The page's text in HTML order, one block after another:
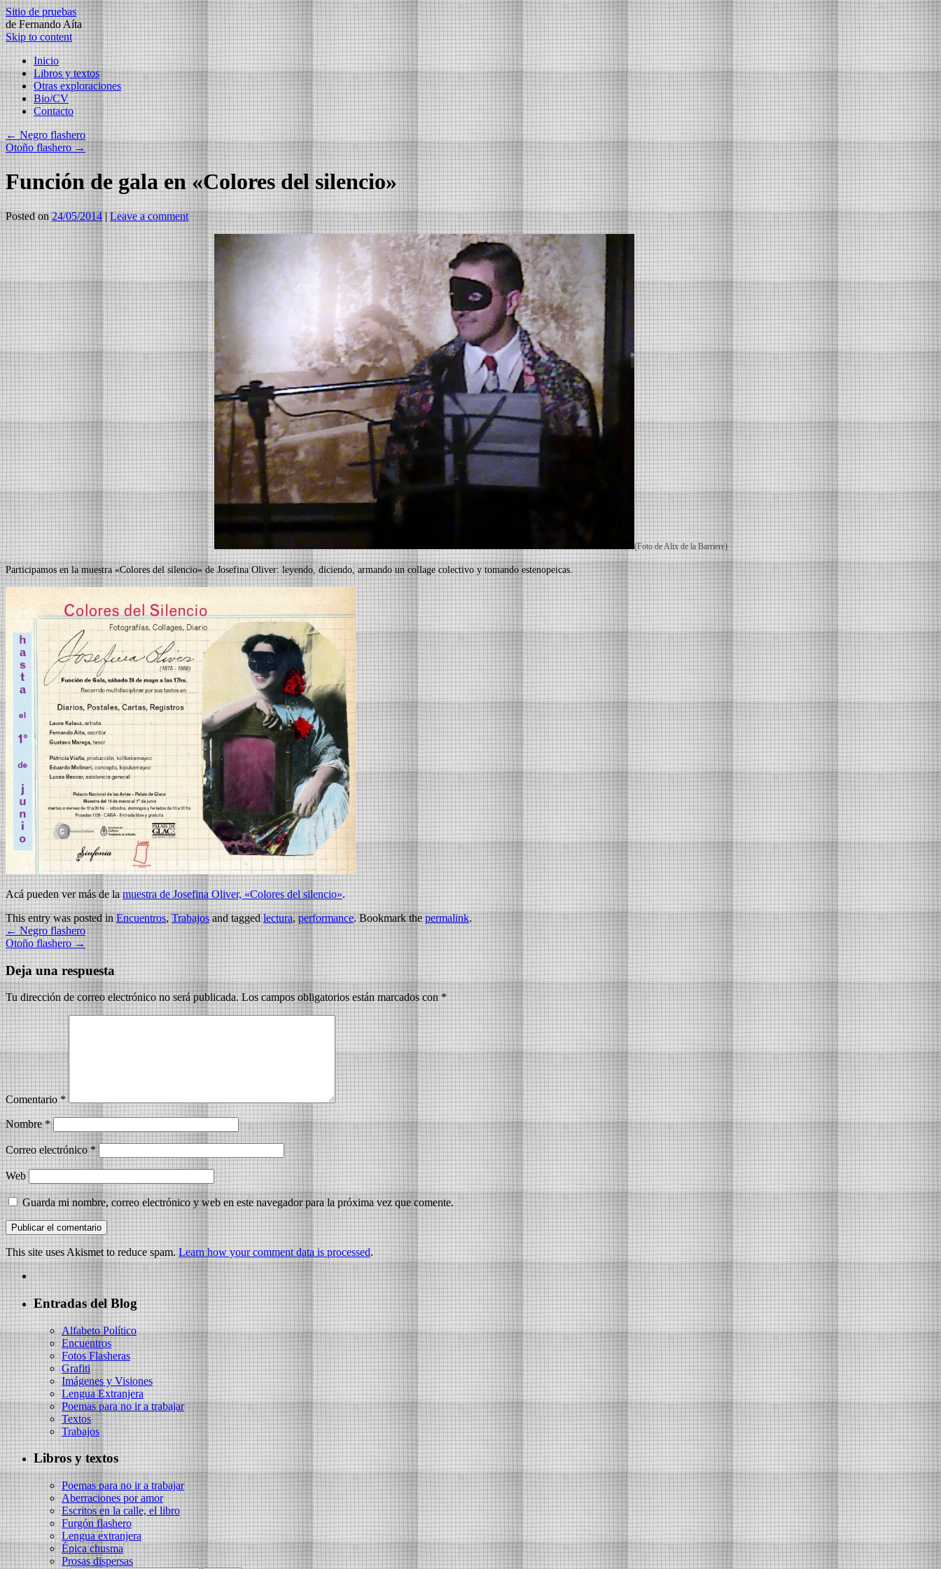
Sitio de pruebas
de Fernando Aíta
Skip to content
Inicio
Libros y textos
Otras exploraciones
Bio/CV
Contacto
← Negro flashero
Otoño flashero →
Función de gala en «Colores del silencio»
Posted on 24/05/2014 | Leave a comment
(Foto de Alix de la Barriere)
Participamos en la muestra «Colores del silencio» de Josefina Oliver: leyendo, diciendo, armando un collage colectivo y tomando estenopeicas.
Acá pueden ver más de lamuestra de Josefina Oliver, «Colores del silencio».
This entry was posted inEncuentros,Trabajos and tagged lectura, performance. Bookmark the permalink.
←Negro flashero
Otoño flashero→
Deja una respuesta
Tu dirección de correo electrónico no será publicada. Los campos obligatorios están marcados con *
Comentario*
Nombre*
Correo electrónico*
Web
Guarda mi nombre, correo electrónico y web en este navegador para la próxima vez que comente.
This site uses Akismet to reduce spam.Learn how your comment data is processed.
Entradas del Blog
Alfabeto Político
Encuentros
Fotos Flasheras
Grafiti
Imágenes y Visiones
Lengua Extranjera
Poemas para no ir a trabajar
Textos
Trabajos
Libros y textos
Poemas para no ir a trabajar
Aberraciones por amor
Escritos en la calle, el libro
Furgón flashero
Lengua extranjera
Épica chusma
Prosas dispersas